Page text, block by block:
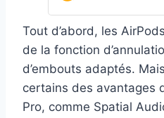
Tout d’abord, les
de la fonction
d’embouts adaptés.
certains des avantages
Pro, comme Spatial